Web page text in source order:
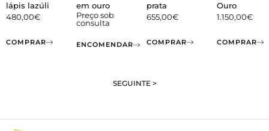
lápis lazúli
480,00€
COMPRAR
em ouro
Preço sob
consulta
ENCOMENDAR
prata
655,00€
COMPRAR
Ouro
1.150,00€
COMPRAR
SEGUINTE >